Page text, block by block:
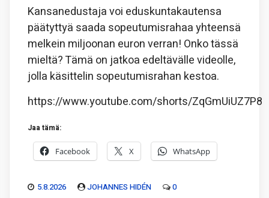
Kansanedustaja voi eduskuntakautensa
päätyttyä saada sopeutumisrahaa yhteensä
melkein miljoonan euron verran! Onko tässä
mieltä? Tämä on jatkoa edeltävälle videolle,
jolla käsittelin sopeutumisrahan kestoa.
https://www.youtube.com/shorts/ZqGmUiUZ7P8
Jaa tämä:
Facebook X WhatsApp
5.8.2026 JOHANNES HIDÉN 0